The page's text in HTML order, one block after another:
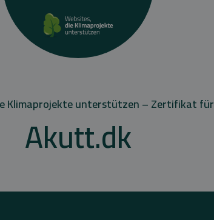
Klimaprojekte unterstützen – Zertifikat für
Akutt.dk